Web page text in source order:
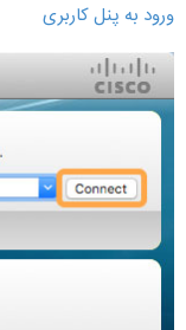
ورود به پنل کاربری